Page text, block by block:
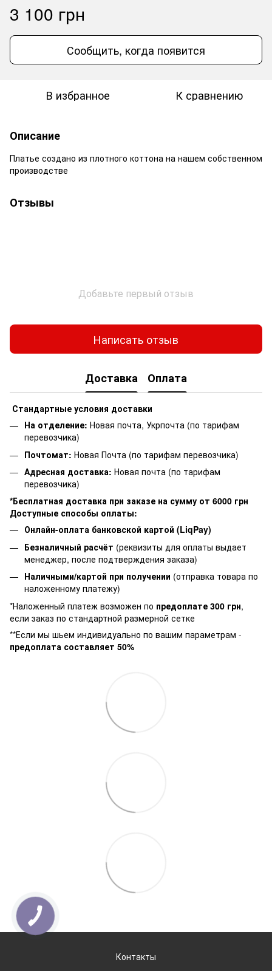
3 100 грн
Сообщить, когда появится
В избранное К сравнению
Описание
Платье создано из плотного коттона на нашем собственном
производстве
Отзывы
Добавьте первый отзыв
Написать отзыв
Доставка Оплата
Стандартные условия доставки
На отделение: Новая почта, Укрпочта (по тарифам
перевозчика)
Почтомат: Новая Почта (по тарифам перевозчика)
Адресная доставка: Новая почта (по тарифам
перевозчика)
*Бесплатная доставка при заказе на сумму от 6000 грн
Доступные способы оплаты:
Онлайн-оплата банковской картой (LiqPay)
Безналичный расчёт (реквизиты для оплаты выдает
менеджер, после подтверждения заказа)
Наличными/картой при получении (отправка товара по
наложенному платежу)
*Наложенный платеж возможен по предоплате 300 грн,
если заказ по стандартной размерной сетке
**Если мы шьем индивидуально по вашим параметрам -
предоплата составляет 50%
Контакты